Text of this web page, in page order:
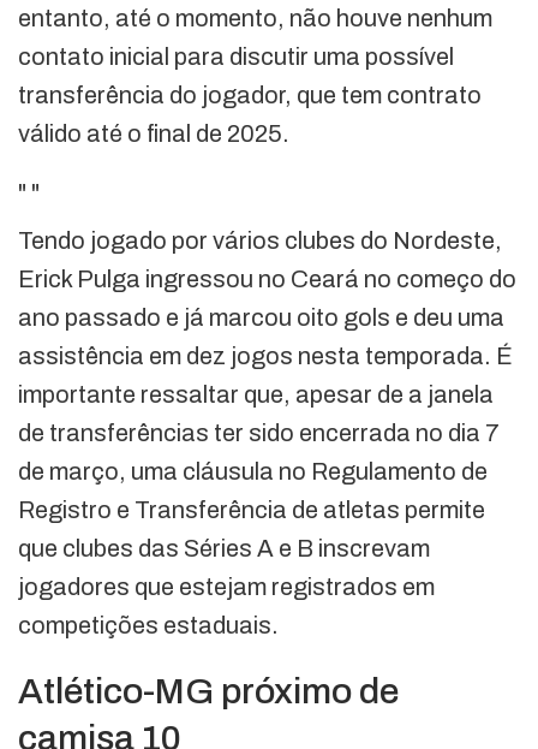
entanto, até o momento, não houve nenhum
contato inicial para discutir uma possível
transferência do jogador, que tem contrato
válido até o final de 2025.
" "
Tendo jogado por vários clubes do Nordeste,
Erick Pulga ingressou no Ceará no começo do
ano passado e já marcou oito gols e deu uma
assistência em dez jogos nesta temporada. É
importante ressaltar que, apesar de a janela
de transferências ter sido encerrada no dia 7
de março, uma cláusula no Regulamento de
Registro e Transferência de atletas permite
que clubes das Séries A e B inscrevam
jogadores que estejam registrados em
competições estaduais.
Atlético-MG próximo de
camisa 10